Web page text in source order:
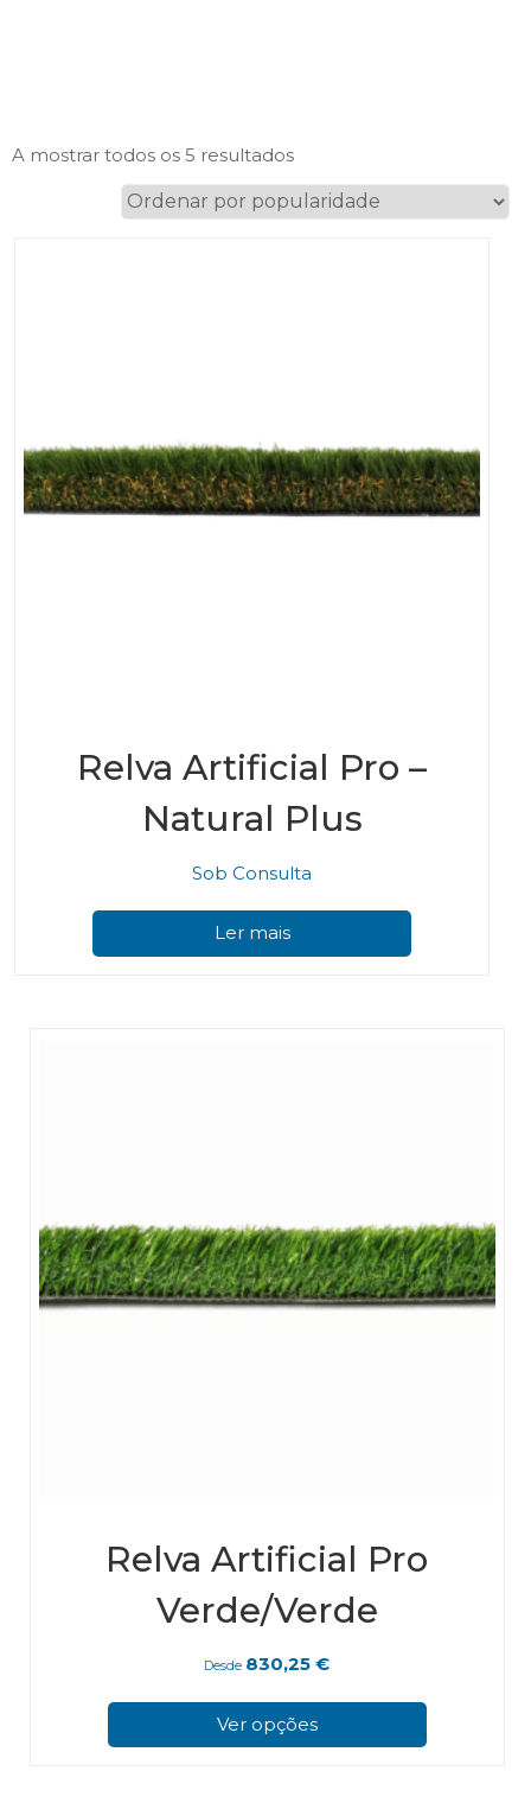
A mostrar todos os 5 resultadosOrdenado
popularidade
Relva Artificial Pro –
Natural Plus
Sob Consulta
Ler mais
Relva Artificial Pro
Verde/Verde
Desde 830,25€
Ver opções